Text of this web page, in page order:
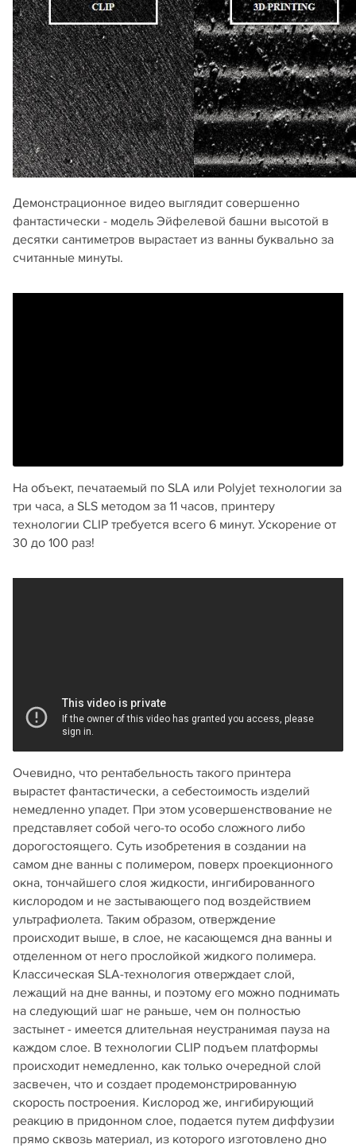
Демонстрационное видео выглядит совершенно
фантастически - модель Эйфелевой башни высотой в
десятки сантиметров вырастает из ванны буквально за
считанные минуты.
На объект, печатаемый по SLA или Polyjet технологии за
три часа, а SLS методом за 11 часов, принтеру
технологии CLIP требуется всего 6 минут. Ускорение от
30 до 100 раз!
Очевидно, что рентабельность такого принтера
вырастет фантастически, а себестоимость изделий
немедленно упадет. При этом усовершенствование не
представляет собой чего-то особо сложного либо
дорогостоящего. Суть изобретения в создании на
самом дне ванны с полимером, поверх проекционного
окна, тончайшего слоя жидкости, ингибированного
кислородом и не застывающего под воздействием
ультрафиолета. Таким образом, отверждение
происходит выше, в слое, не касающемся дна ванны и
отделенном от него прослойкой жидкого полимера.
Классическая SLA-технология отверждает слой,
лежащий на дне ванны, и поэтому его можно поднимать
на следующий шаг не раньше, чем он полностью
застынет - имеется длительная неустранимая пауза на
каждом слое. В технологии CLIP подъем платформы
происходит немедленно, как только очередной слой
засвечен, что и создает продемонстрированную
скорость построения. Кислород же, ингибирующий
реакцию в придонном слое, подается путем диффузии
прямо сквозь материал, из которого изготовлено дно